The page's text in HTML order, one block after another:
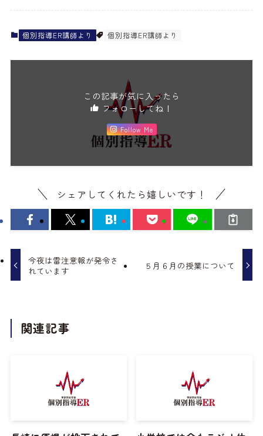
個別指導ER講師より 個別指導ER講師より
この記事が気に入ったら
フォローしてね！
Follow Me
シェアしてくれたら嬉しいです！
今夜は雷注意報が発令さ
れています
５月６月の授業について
関連記事